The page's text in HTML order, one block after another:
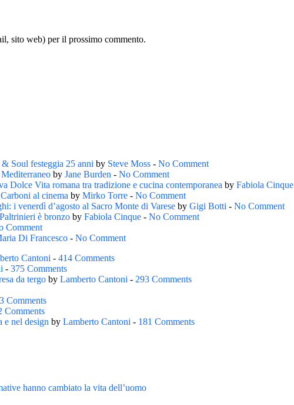
sito web) per il prossimo commento.
Soul festeggia 25 anni by Steve Moss - No Comment
by Jane Burden - No Comment
Dolce Vita romana tra tradizione e cucina contemporanea by Fabiola Cinque
al cinema by Mirko Torre - No Comment
i venerdì d’agosto al Sacro Monte di Varese by Gigi Botti - No Comment
è bronzo by Fabiola Cinque - No Comment
Comment
Di Francesco - No Comment
Cantoni - 414 Comments
- 375 Comments
da tergo by Lamberto Cantoni - 293 Comments
Comments
Comments
e nel design by Lamberto Cantoni - 181 Comments
hanno cambiato la vita dell’uomo